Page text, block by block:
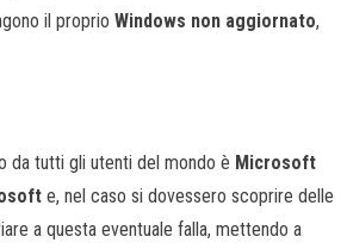
il proprio Windows non aggiornato,
da tutti gli utenti del mondo è Microsoft
e, nel caso si dovessero scoprire delle
a questa eventuale falla, mettendo a